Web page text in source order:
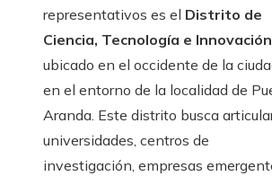
representativos es el Distrito de
Ciencia, Tecnología e Innovación
ubicado en el occidente de la
en el entorno de la localidad de
Aranda. Este distrito busca
universidades, centros de
investigación, empresas